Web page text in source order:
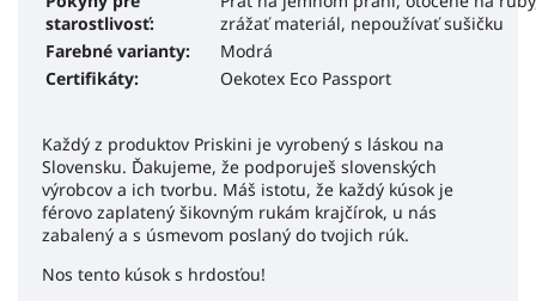
starostlivosť:
zrážať materiál, nepoužívať sušičku
Farebné varianty:
Modrá
Certifikáty:
Oekotex Eco Passport
Každý z produktov Priskini je vyrobený s láskou na
Slovensku. Ďakujeme, že podporuješ slovenských
výrobcov a ich tvorbu. Máš istotu, že každý kúsok je
férovo zaplatený šikovným rukám krajčírok, u nás
zabalený a s úsmevom poslaný do tvojich rúk.
Nos tento kúsok s hrdosťou!